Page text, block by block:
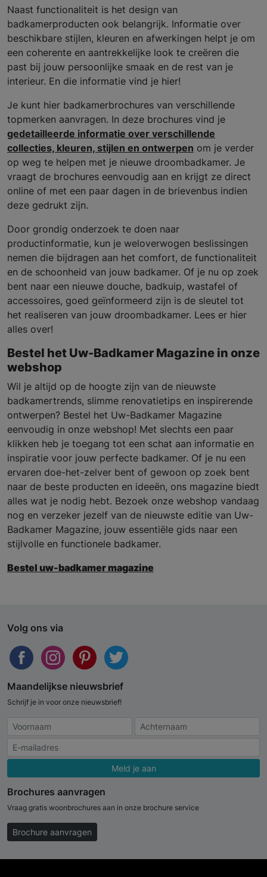
Naast functionaliteit is het design van
badkamerproducten ook belangrijk. Informatie over
beschikbare stijlen, kleuren en afwerkingen helpt je om
een coherente en aantrekkelijke look te creëren die
past bij jouw persoonlijke smaak en de rest van je
interieur. En die informatie vind je hier!
Je kunt hier badkamerbrochures van verschillende
topmerken aanvragen. In deze brochures vind je
gedetailleerde informatie over verschillende
collecties, kleuren, stijlen en ontwerpen om je verder
op weg te helpen met je nieuwe droombadkamer. Je
vraagt de brochures eenvoudig aan en krijgt ze direct
online of met een paar dagen in de brievenbus indien
deze gedrukt zijn.
Door grondig onderzoek te doen naar
productinformatie, kun je weloverwogen beslissingen
nemen die bijdragen aan het comfort, de functionaliteit
en de schoonheid van jouw badkamer. Of je nu op zoek
bent naar een nieuwe douche, badkuip, wastafel of
accessoires, goed geïnformeerd zijn is de sleutel tot
het realiseren van jouw droombadkamer. Lees er hier
alles over!
Bestel het Uw-Badkamer Magazine in onze
webshop
Wil je altijd op de hoogte zijn van de nieuwste
badkamertrends, slimme renovatietips en inspirerende
ontwerpen? Bestel het Uw-Badkamer Magazine
eenvoudig in onze webshop! Met slechts een paar
klikken heb je toegang tot een schat aan informatie en
inspiratie voor jouw perfecte badkamer. Of je nu een
ervaren doe-het-zelver bent of gewoon op zoek bent
naar de beste producten en ideeën, ons magazine biedt
alles wat je nodig hebt. Bezoek onze webshop vandaag
nog en verzeker jezelf van de nieuwste editie van Uw-
Badkamer Magazine, jouw essentiële gids naar een
stijlvolle en functionele badkamer.
Bestel uw-badkamer magazine
Volg ons via
Maandelijkse nieuwsbrief
Schrijf je in voor onze nieuwsbrief!
Meld je aan
Brochures aanvragen
Vraag gratis woonbrochures aan in onze brochure service
Brochure aanvragen